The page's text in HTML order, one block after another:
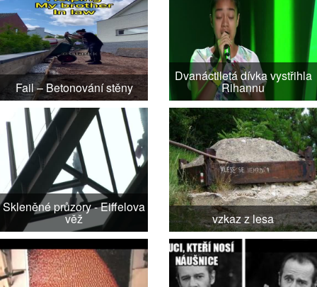
Fail – Betonování stěny
Dvanáctiletá dívka vystřihla
Rihannu
Skleněné průzory - Eiffelova
věž vzkaz z lesa